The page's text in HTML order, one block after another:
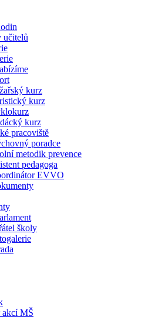
učitelů
kurz
kurz
kurz
pracoviště
poradce
metodik prevence
pedagoga
EVVO
školy
akcí MŠ